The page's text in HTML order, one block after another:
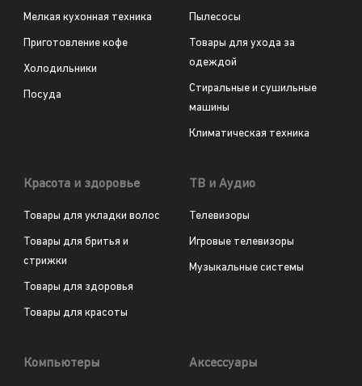
Мелкая кухонная техника
Приготовление кофе
Холодильники
Посуда
Пылесосы
Товары для ухода за
одеждой
Стиральные и сушильные
машины
Климатическая техника
Красота и здоровье
Товары для укладки волос
Товары для бритья и
стрижки
Товары для здоровья
Товары для красоты
ТВ и Аудио
Телевизоры
Игровые телевизоры
Музыкальные системы
Компьютеры Аксессуары